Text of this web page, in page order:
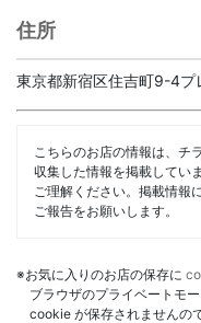
住所
東京都新宿区住吉町9-4プ
こちらのお店の情報は、チ
収集した情報を掲載してい
ご理解ください。掲載情報
ご報告をお願いします。
※お気に入りのお店の保存に
ブラウザのプライベートモ
cookie が保存されませんの